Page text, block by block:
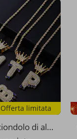
Offerta limitata
di alt